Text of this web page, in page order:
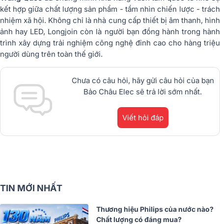
kết hợp giữa chất lượng sản phẩm - tầm nhìn chiến lược - trách
nhiệm xã hội. Không chỉ là nhà cung cấp thiết bị âm thanh, hình
ảnh hay LED, Longjoin còn là người bạn đồng hành trong hành
trình xây dựng trải nghiệm công nghệ đỉnh cao cho hàng triệu
người dùng trên toàn thế giới.
Chưa có câu hỏi, hãy gửi câu hỏi của bạn
Bảo Châu Elec sẽ trả lời sớm nhất.
Viết hỏi đáp
TIN MỚI NHẤT
Thương hiệu Philips của nước nào?
Chất lượng có đáng mua?